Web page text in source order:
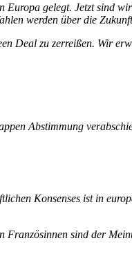
gelegt. Jetzt sind
werden über die
Deal zu zerreißen. Wir
Abstimmung
Konsenses ist in
sind der